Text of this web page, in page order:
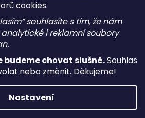
cookies.
souhlasíte s tím, že nám
i reklamní soubory
budeme chovat slušně.Souhlas
nebo změnit. Děkujeme!
Nastavení
Vytvořil Shoptet
. Všechna práva vyhrazena.Upravit